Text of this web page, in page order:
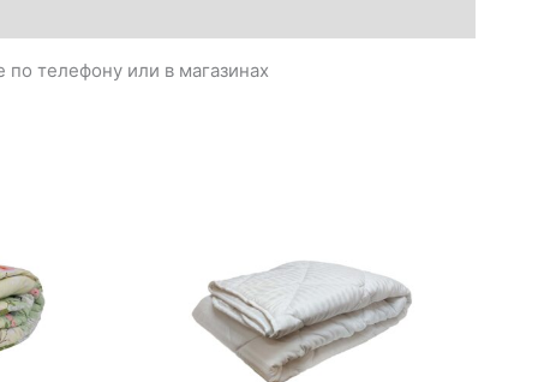
телефону или в магазинах
300₽
4
600₽